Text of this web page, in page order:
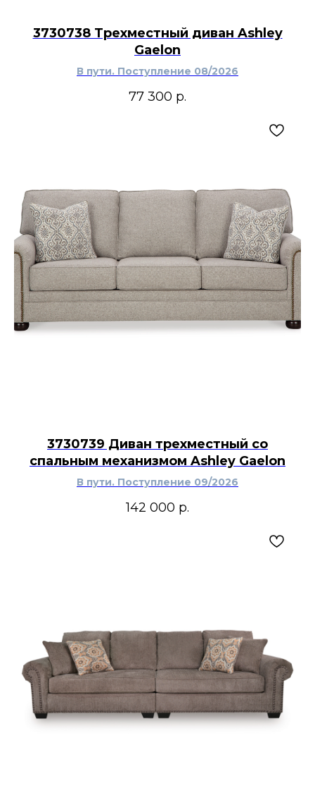
3730738 Трехместный диван Ashley
Gaelon
В пути. Поступление 08/2026
77 300 р.
3730739 Диван трехместный со
спальным механизмом Ashley Gaelon
В пути. Поступление 09/2026
142 000 р.